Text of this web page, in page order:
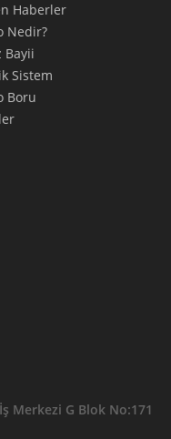
Haberler
Nedir?
Bayii
Sistem
Boru
Merkezi G Blok No:171